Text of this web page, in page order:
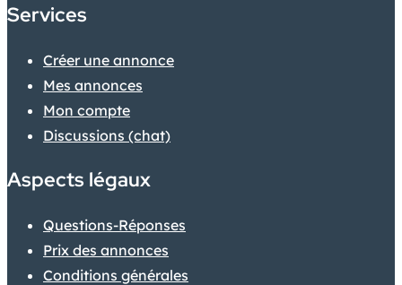
Services
Créer une annonce
Mes annonces
Mon compte
Discussions (chat)
Aspects légaux
Questions-Réponses
Prix des annonces
Conditions générales